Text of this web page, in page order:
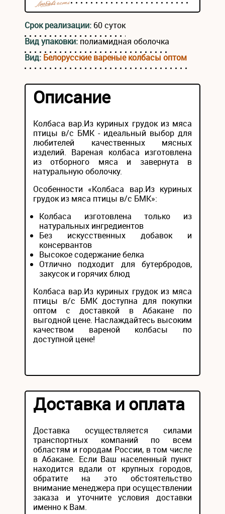
Срок реализации: 60 суток
Вид упаковки: полиамидная оболочка
Вид: Белорусские вареные колбасы оптом
Описание
Колбаса вар.Из куриных грудок из мяса
птицы в/с БМК - идеальный выбор для
любителей качественных мясных
изделий. Вареная колбаса изготовлена
из отборного мяса и завернута в
натуральную оболочку.
Особенности «Колбаса вар.Из куриных
грудок из мяса птицы в/с БМК»:
Колбаса изготовлена только из
натуральных ингредиентов
Без искусственных добавок и
консервантов
Высокое содержание белка
Отлично подходит для бутербродов,
закусок и горячих блюд
Колбаса вар.Из куриных грудок из мяса
птицы в/с БМК доступна для покупки
оптом с доставкой в Абакане по
выгодной цене. Наслаждайтесь высоким
качеством вареной колбасы по
доступной цене!
Доставка и оплата
Доставка осуществляется силами
транспортных компаний по всем
областям и городам России, в том числе
в Абакане. Если Ваш населенный пункт
находится вдали от крупных городов,
обратите на это обстоятельство
внимание менеджера при осуществлении
заказа и уточните условия доставки
именно к Вам.